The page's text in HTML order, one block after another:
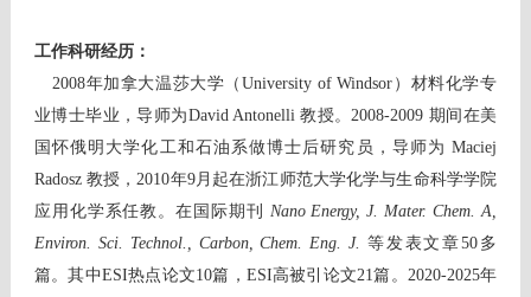
工作科研经历：
2008年加拿大温莎大学（University of Windsor ）材料化学专
业博士毕业，导师为David Antonelli教授。2008-2009 期间在美
国怀俄明大学化工和石油系做博士后研究员，导师为 Maciej
Radosz教授，2010年9月起在浙江师范大学化学与生命科学学院
应用化学系任教。在国际期刊
Nano Energy, J. Mater. Chem. A,
Environ. Sci. Technol., Carbon, Chem. Eng. J. 等发表文章50 多
篇。其中ESI热点论文10篇， ESI高被引论文21篇。2020-2025年